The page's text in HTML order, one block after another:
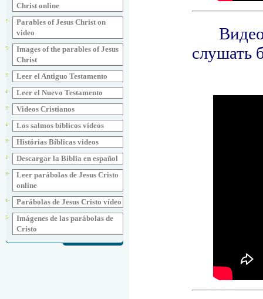
Christ online
Parables of Jesus Christ on
video
Images of the parables of Jesus
Christ
Leer el Antiguo Testamento
Leer el Nuevo Testamento
Videos Cristianos
Los salmos bíblicos vídeos
Histórias Bíblicas videos
Descargar la Biblia en español
Leer parábolas de Jesus Cristo
online
Parábolas de Jesus Cristo vídeo
Imágenes de las parábolas de
Cristo